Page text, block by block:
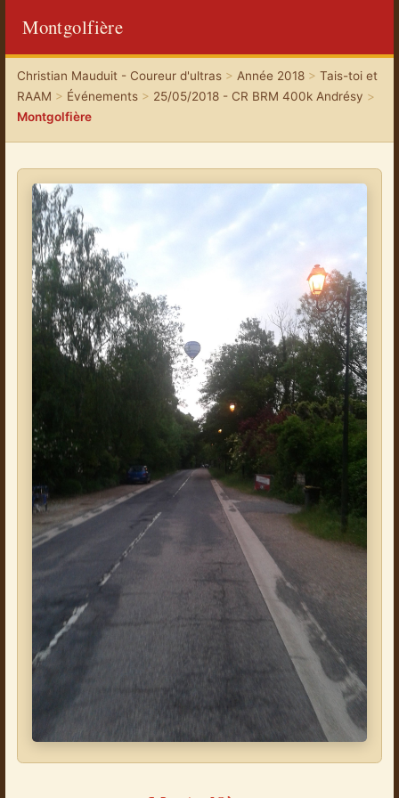
Montgolfière
Christian Mauduit - Coureur d'ultras> Année 2018> Tais-toi et
RAAM > Événements> 25/05/2018 - CR BRM 400k Andrésy >
Montgolfière